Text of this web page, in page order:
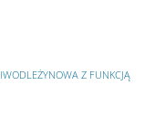
Z FUNKCJĄ